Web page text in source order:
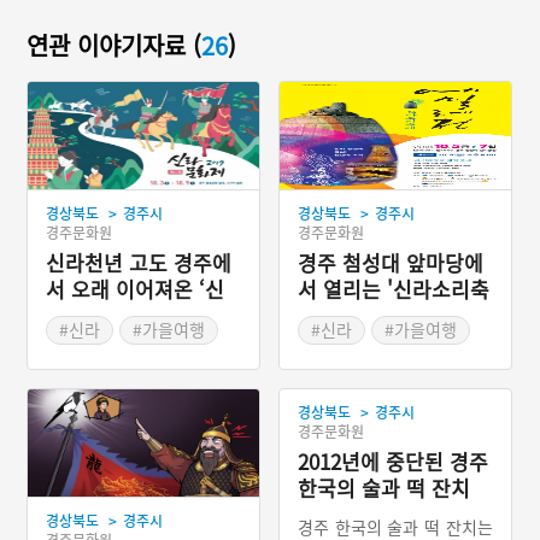
연관 이야기자료 (26)
경상북도 > 경주시
경주문화원
신라천년 고도 경주에
서 오래 이어져온 ‘신
라문화제’
#신라
#가을여행
경상북도 > 경주시
경주문화원
경주 첨성대 앞마당에
서 열리는 '신라소리축
제 에밀레전'
#신라
#가을여행
경상북도 > 경주시
경상북도 > 경주시
경주문화원
2012년에 중단된 경주
한국의 술과 떡 잔치
경주 한국의 술과 떡 잔치는